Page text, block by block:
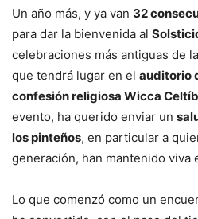
Un año más, y ya van 32
para dar la bienvenida al
celebraciones más antiguas de
que tendrá lugar en el auditorio
confesión religiosa Wicca
evento, ha querido enviar un
los pinteños, en particular a
generación, han mantenido viva
Lo que comenzó como un